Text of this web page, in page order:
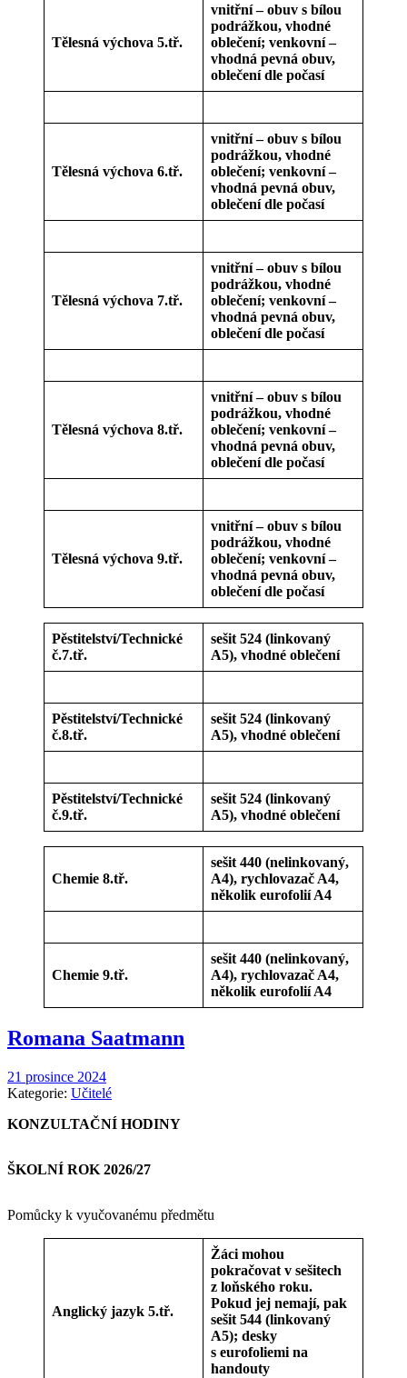
Tělesná výchova 5.tř.
vnitřní – obuv s bílou
podrážkou, vhodné
oblečení; venkovní –
vhodná pevná obuv,
oblečení dle počasí
Tělesná výchova 6.tř.
vnitřní – obuv s bílou
podrážkou, vhodné
oblečení; venkovní –
vhodná pevná obuv,
oblečení dle počasí
Tělesná výchova 7.tř.
vnitřní – obuv s bílou
podrážkou, vhodné
oblečení; venkovní –
vhodná pevná obuv,
oblečení dle počasí
Tělesná výchova 8.tř.
vnitřní – obuv s bílou
podrážkou, vhodné
oblečení; venkovní –
vhodná pevná obuv,
oblečení dle počasí
Tělesná výchova 9.tř.
vnitřní – obuv s bílou
podrážkou, vhodné
oblečení; venkovní –
vhodná pevná obuv,
oblečení dle počasí
Pěstitelství/Technické
č.7.tř.
sešit 524 (linkovaný
A5), vhodné oblečení
Pěstitelství/Technické
č.8.tř.
sešit 524 (linkovaný
A5), vhodné oblečení
Pěstitelství/Technické
č.9.tř.
sešit 524 (linkovaný
A5), vhodné oblečení
Chemie 8.tř.
sešit 440 (nelinkovaný,
A4), rychlovazač A4,
několik eurofolií A4
Chemie 9.tř.
sešit 440 (nelinkovaný,
A4), rychlovazač A4,
několik eurofolií A4
Romana Saatmann
21 prosince 2024
Kategorie: Učitelé
KONZULTAČNÍ HODINY
ŠKOLNÍ ROK 2026/27
Pomůcky k vyučovanému předmětu
Anglický jazyk 5.tř.
Žáci mohou
pokračovat v sešitech
z loňského roku.
Pokud jej nemají, pak
sešit 544 (linkovaný
A5); desky
s eurofoliemi na
handouty